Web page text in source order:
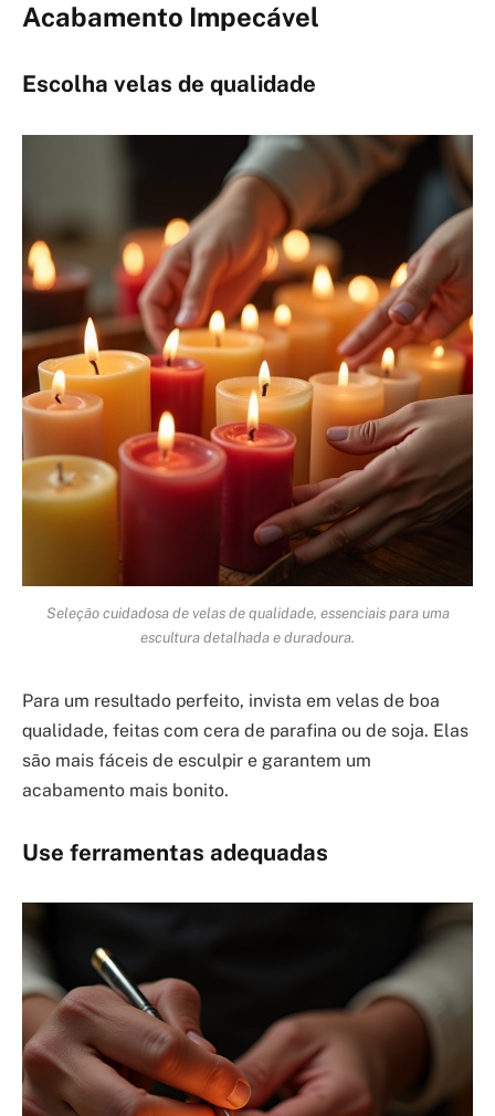
Acabamento Impecável
Escolha velas de qualidade
Seleção cuidadosa de velas de qualidade, essenciais para uma
escultura detalhada e duradoura.
Para um resultado perfeito, invista em velas de boa
qualidade, feitas com cera de parafina ou de soja. Elas
são mais fáceis de esculpir e garantem um
acabamento mais bonito.
Use ferramentas adequadas